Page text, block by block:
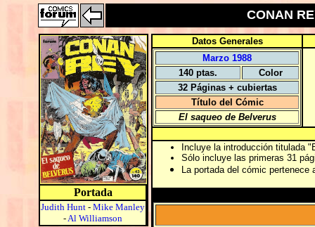
CONAN
Portada
Judith Hunt - Mike Manley
-Al Williamson
Datos Generales
Marzo 1988
140 ptas.
Color
32 Páginas + cubiertas
Título del Cómic
El saqueo de Belverus
Incluye la introducción titulada
Sólo incluye las primeras 31
La portada del cómic pertenece